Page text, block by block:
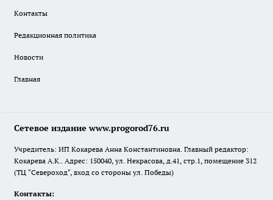
Контакты
Редакционная политика
Новости
Главная
Сетевое издание www.progorod76.ru
Учредитель: ИП Кокарева Анна Константиновна. Главный редактор:
Кокарева А.К.. Адрес: 150040, ул. Некрасова, д.41, стр.1, помещение 312
(ТЦ "Североход", вход со стороны ул. Победы)
Контакты: